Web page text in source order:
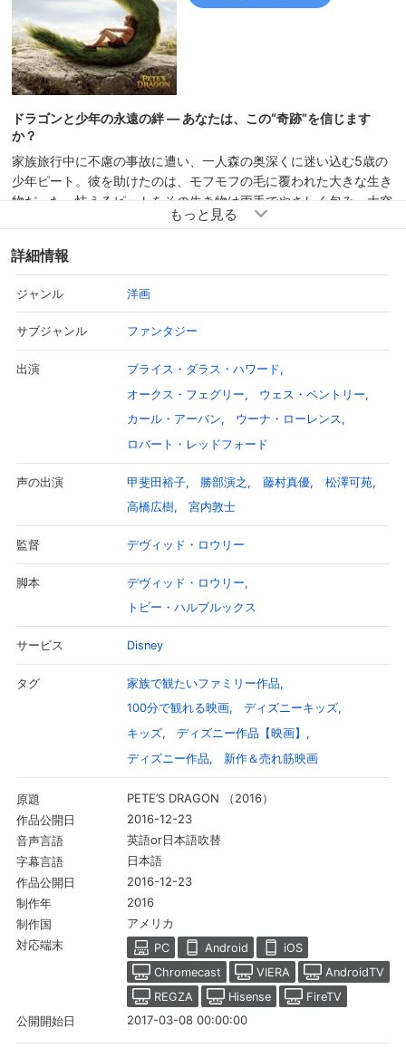
会員情報 閉じる
ドラゴンと少年の永遠の絆 ― あなたは、この“奇跡”を信じます
か？
家族旅行中に不慮の事故に遭い、一人森の奥深くに迷い込む5歳の
少年ピート。彼を助けたのは、モフモフの毛に覆われた大きな生き
物だった。怯えるピートをその生き物は両手でやさしく包み、大空
へ羽ばたいていく。その後6年間、人と関わることなく深い森で暮
リオット”がいた。ピートにとってエリオットは言葉が話せなくて
も心が通じる、家族同然の存在。森の中での二人きりの生活は、毎
日がわくわくする冒険の連続だった。この夢のような日々はずっと
の出会いがきっかけで、伝説でしかなかったはずのエリオットの存
在が人間たちに知られてしまうことに…。ピートとエリオットのか
けがえのない絆は今、小さな町に、そしてグレースの心に、奇跡を
起こそうとしていた…果たして、ピートとエリオットは再び幸せに
暮らすことができるのか！？
詳細情報
ジャンル 洋画
サブジャンル ファンタジー
出演
ブライス・ダラス・ハワード
オークス・フェグリー
ウェス・ベントリー
カール・アーバン
ウーナ・ローレンス
ロバート・レッドフォード
声の出演 甲斐田裕子 勝部演之 藤村真優
松澤可苑
高橋広樹
宮内敦士
監督 デヴィッド・ロウリー
脚本
デヴィッド・ロウリー
トビー・ハルブルックス
サービス Disney
タグ
家族で観たいファミリー作品
100分で観れる映画
ディズニーキッズ
キッズ
ディズニー作品【映画】
ディズニー作品
新作＆売れ筋映画
原題 PETE’S DRAGON （2016）
作品公開日 2016-12-23
音声言語 英語or日本語吹替
字幕言語 日本語
作品公開日 2016-12-23
制作年 2016
制作国 アメリカ
対応端末 PC Android
iOS
Chromecast
VIERA
AndroidTV
REGZA
Hisense
FireTV
公開開始日
2017-03-08 00:00:00